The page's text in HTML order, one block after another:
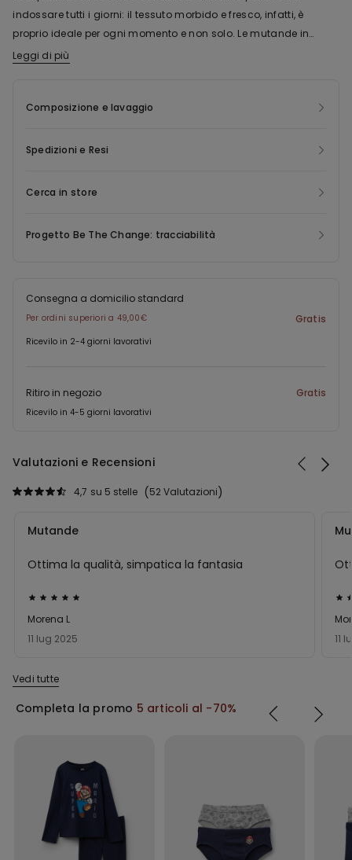
indossare tutti i giorni: il tessuto morbido e fresco, infatti, è
proprio ideale per ogni momento e non solo. Le mutande in
cotone da bambino si possono portare in ogni stagione e anche
bordi piatti ed è disponibile in diverse varianti di colore: potrai
tendenza. Infine, l’elastico in vita rende lo slip bimbo in cotone
Leggi di più
Composizione e lavaggio
Spedizioni e Resi
Cerca in store
Progetto Be The Change: tracciabilità
Consegna a domicilio standard
Per ordini superiori a 49,00€ Gratis
Ricevilo in 2-4 giorni lavorativi
Ritiro in negozio Gratis
Ricevilo in 4-5 giorni lavorativi
Valutazioni e Recensioni
52 Valutazioni
4,7 su 5 stelle
Valutato
5
su
11 lug 2025
Morena L
Mutande
Ottima la qualità, simpatica la fantasia
5
su
11
Vedi tutte
Completa la promo 5 articoli al -70%